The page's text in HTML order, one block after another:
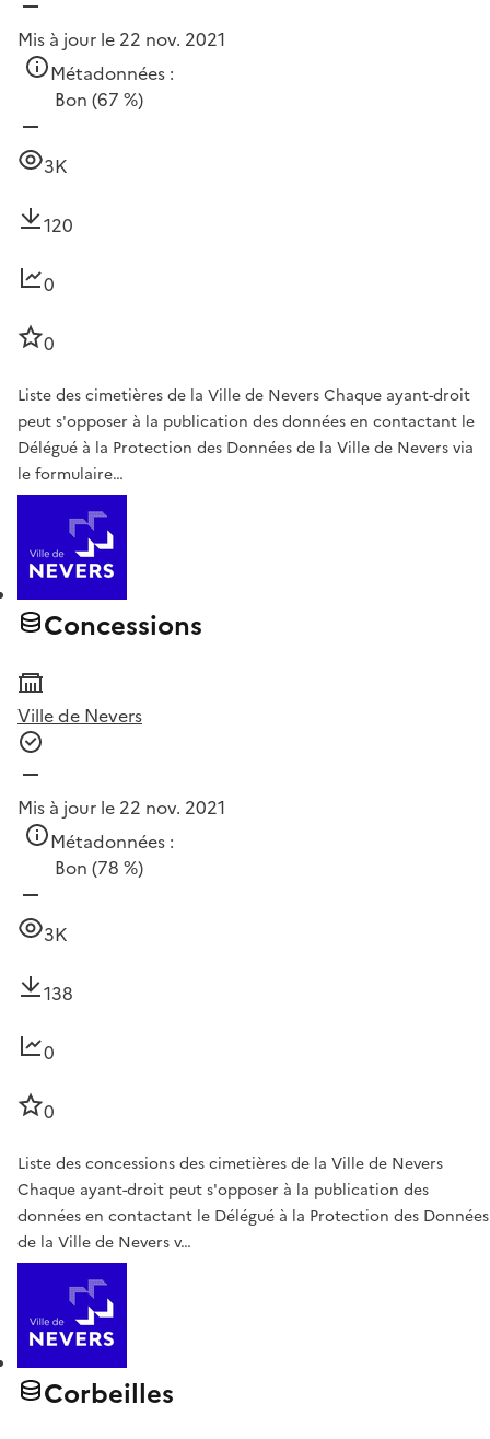
Mis à jour le 22 nov. 2021
Métadonnées :
Bon (67 %)
3K
120
0
0
Liste des cimetières de la Ville de Nevers Chaque ayant-droit
peut s'opposer à la publication des données en contactant le
Délégué à la Protection des Données de la Ville de Nevers via
le formulaire…
Concessions
Ville de Nevers
Mis à jour le 22 nov. 2021
Métadonnées :
Bon (78 %)
3K
138
0
0
Liste des concessions des cimetières de la Ville de Nevers
Chaque ayant-droit peut s'opposer à la publication des
données en contactant le Délégué à la Protection des Données
de la Ville de Nevers v…
Corbeilles